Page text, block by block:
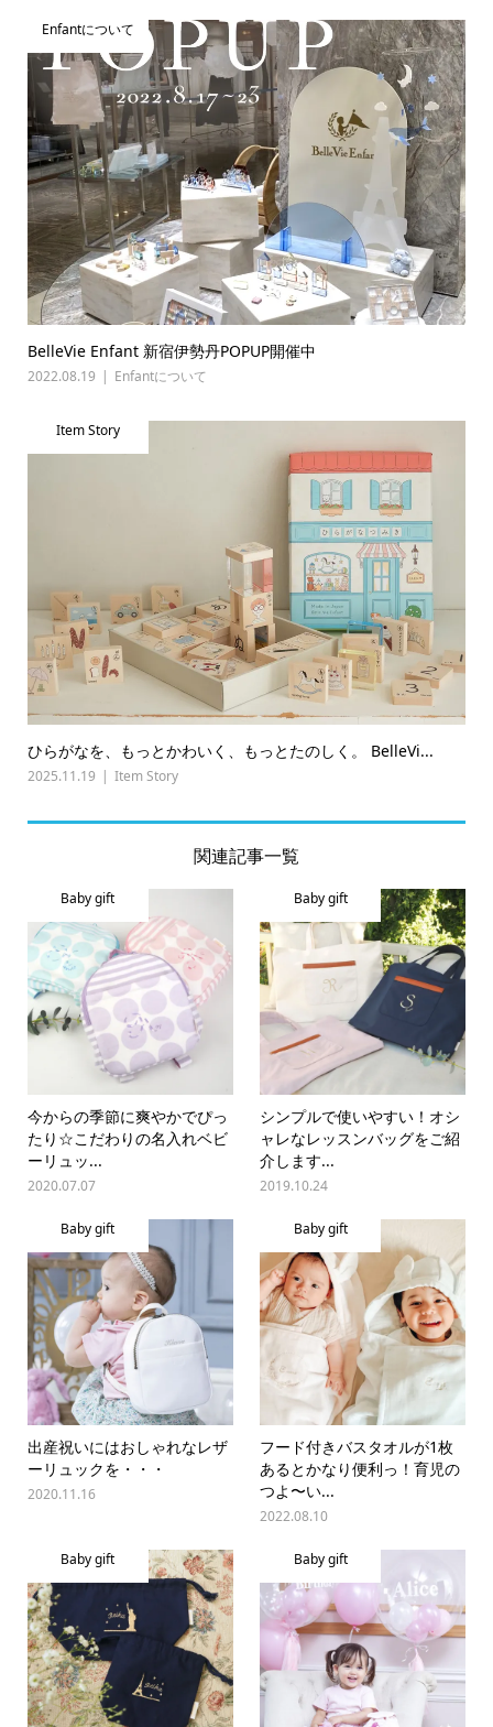
Enfantについて
BelleVie Enfant 新宿伊勢丹POPUP開催中
2022.08.19 Enfantについて
Item Story
ひらがなを、もっとかわいく、もっとたのしく。 BelleVi...
2025.11.19 Item Story
関連記事一覧
Baby gift
今からの季節に爽やかでぴっ
たり☆こだわりの名入れベビ
ーリュッ...
2020.07.07
Baby gift
シンプルで使いやすい！オシ
ャレなレッスンバッグをご紹
介します...
2019.10.24
Baby gift
出産祝いにはおしゃれなレザ
ーリュックを・・・
2020.11.16
Baby gift
フード付きバスタオルが1枚
あるとかなり便利っ！育児の
つよ〜い...
2022.08.10
Baby gift Baby gift